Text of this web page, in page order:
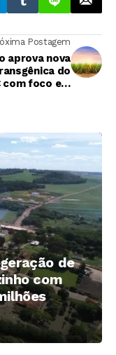
Postagem
aprova nova
do
com foco em
de
com